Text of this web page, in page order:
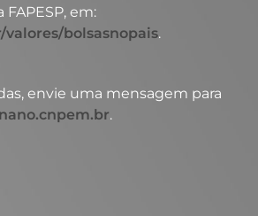
em:
bolsasnopais.
envie uma mensagem para
.